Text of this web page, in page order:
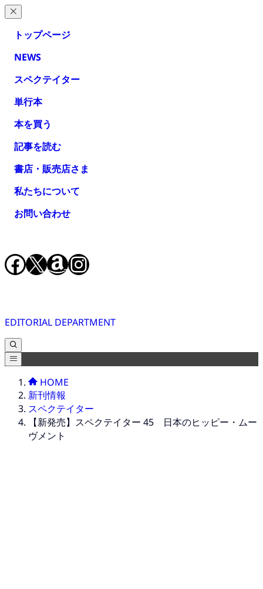
トップページ
NEWS
スペクテイター
単行本
本を買う
記事を読む
書店・販売店さま
私たちについて
お問い合わせ
Facebook
X Amazon
Instagram
EDITORIAL DEPARTMENT
HOME
新刊情報
スペクテイター
【新発売】スペクテイター 45 日本のヒッピー・ムー
ヴメント